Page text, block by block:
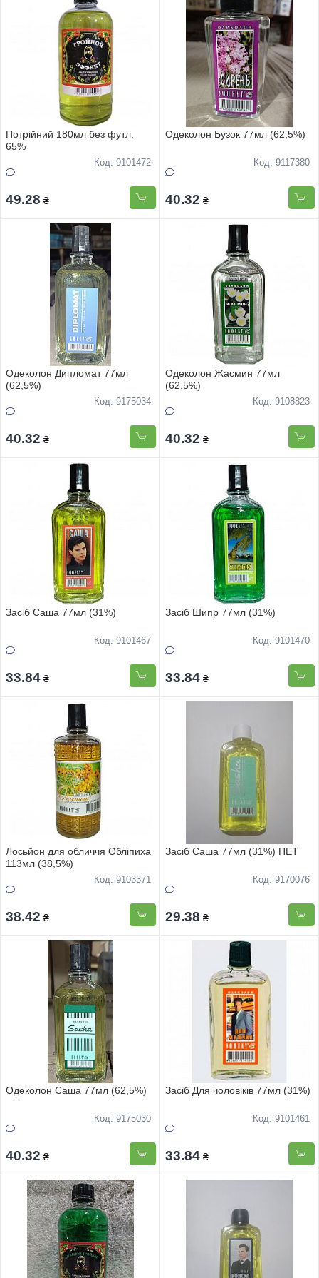
Потрійний 180мл без футл.
65%
Код: 9101472
49.28 ₴
Одеколон Бузок 77мл (62,5%)
Код: 9117380
40.32 ₴
Одеколон Дипломат 77мл
(62,5%)
Код: 9175034
40.32 ₴
Одеколон Жасмин 77мл
(62,5%)
Код: 9108823
40.32 ₴
Засіб Саша 77мл (31%)
Код: 9101467
33.84 ₴
Засіб Шипр 77мл (31%)
Код: 9101470
33.84 ₴
Лосьйон для обличчя Обліпиха
113мл (38,5%)
Код: 9103371
38.42 ₴
Засіб Саша 77мл (31%) ПЕТ
Код: 9170076
29.38 ₴
Одеколон Саша 77мл (62,5%)
Код: 9175030
40.32 ₴
Засіб Для чоловіків 77мл (31%)
Код: 9101461
33.84 ₴